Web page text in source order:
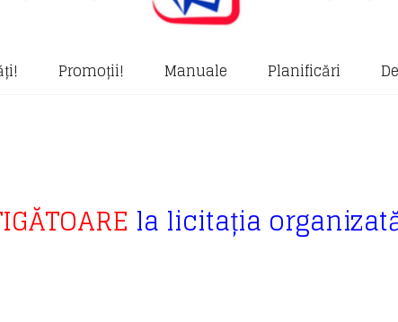
Promoții! Manuale Planificări
la licitația